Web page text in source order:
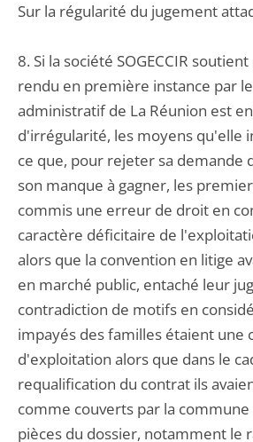
Sur la régularité du jugement
8. Si la société SOGECCIR
rendu en première instance par
administratif de La Réunion est
d'irrégularité, les moyens qu'elle
ce que, pour rejeter sa demande
son manque à gagner, les
commis une erreur de droit en
caractère déficitaire de
alors que la convention en litige
en marché public, entaché leur
contradiction de motifs en
impayés des familles étaient une
d'exploitation alors que dans le
requalification du contrat ils
comme couverts par la
pièces du dossier, notamment le